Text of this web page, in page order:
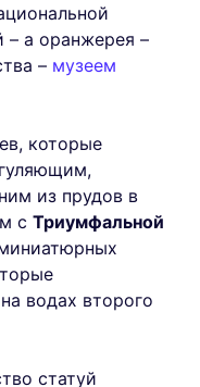
– а оранжерея –
– музеем
которые
из прудов в
с Триумфальной
водах второго
статуй